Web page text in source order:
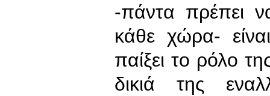
-πάντα πρέπει να
κάθε χώρα-
παίξει το ρόλο
δικιά της